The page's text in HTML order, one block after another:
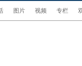
图片 视频 专栏